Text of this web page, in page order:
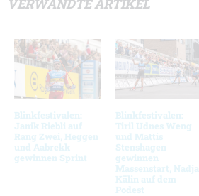
VERWANDTE ARTIKEL
Blinkfestivalen:
Janik Riebli auf
Rang Zwei, Heggen
und Aabrekk
gewinnen Sprint
Blinkfestivalen:
Tiril Udnes Weng
und Mattis
Stenshagen
gewinnen
Massenstart, Nadja
Kälin auf dem
Podest